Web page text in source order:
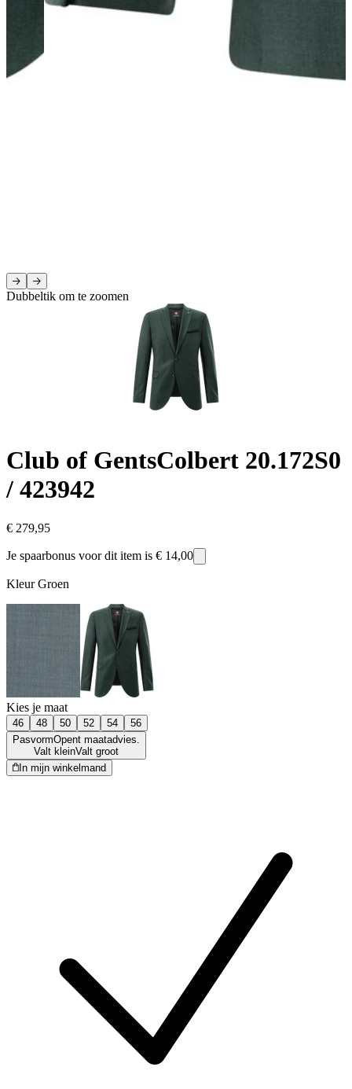
Dubbeltik om te zoomen
Club of GentsColbert 20.172S0
/ 423942
€ 279,95
Je spaarbonus voor dit item is € 14,00
KleurGroen
Kies je maat
46 48 50 52 54
56
PasvormOpent maatadvies.
Valt kleinValt groot
In mijn winkelmand